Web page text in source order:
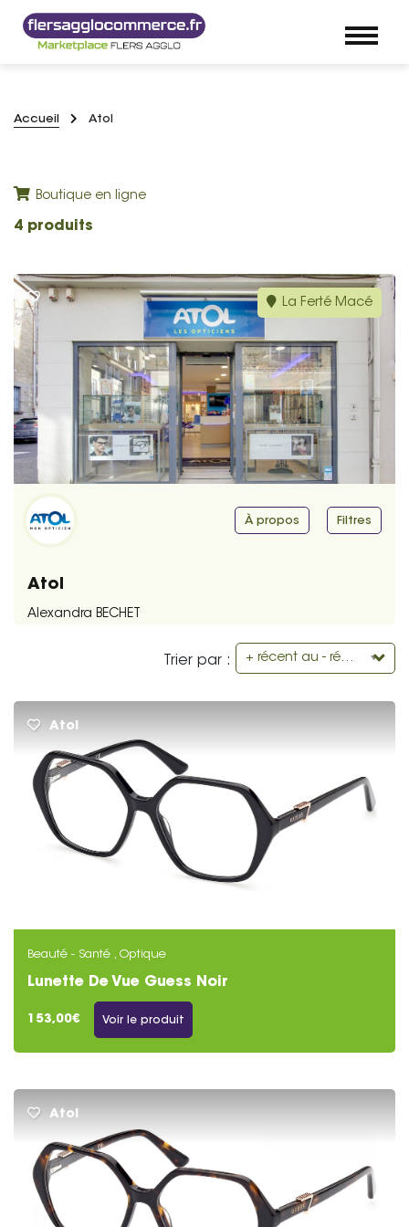
Accueil Atol
Boutique en ligne
4 produits
La Ferté Macé
À propos Filtres
Atol
Alexandra BECHET
Trier par : + récent au - récent
Atol
Beauté - Santé , Optique
Lunette De Vue Guess Noir
153,00€ Voir le produit
Atol